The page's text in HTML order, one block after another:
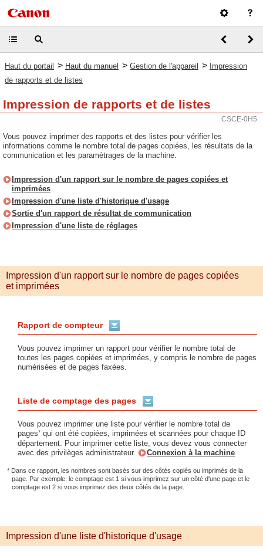
Haut du portail > Haut du manuel > Gestion de l'appareil > Impression
de rapports et de listes
Impression de rapports et de listes
CSCE-0H5
Vous pouvez imprimer des rapports et des listes pour vérifier les
informations comme le nombre total de pages copiées, les résultats de la
communication et les paramètrages de la machine.
Impression d'un rapport sur le nombre de pages copiées et
imprimées
Impression d'une liste d'historique d'usage
Sortie d'un rapport de résultat de communication
Impression d'une liste de réglages
Impression d'un rapport sur le nombre de pages copiées
et imprimées
Rapport de compteur
Vous pouvez imprimer un rapport pour vérifier le nombre total de
toutes les pages copiées et imprimées, y compris le nombre de pages
numérisées et de pages faxées.
Liste de comptage des pages
Vous pouvez imprimer une liste pour vérifier le nombre total de
pages* qui ont été copiées, imprimées et scannées pour chaque ID
département. Pour imprimer cette liste, vous devez vous connecter
avec des privilèges administrateur.
Connexion à la machine
* Dans ce rapport, les nombres sont basés sur des côtés copiés ou imprimés de la
page. Par exemple, le comptage est 1 si vous imprimez sur un côté d'une page et le
comptage est 2 si vous imprimez des deux côtés de la page.
Impression d'une liste d'historique d'usage